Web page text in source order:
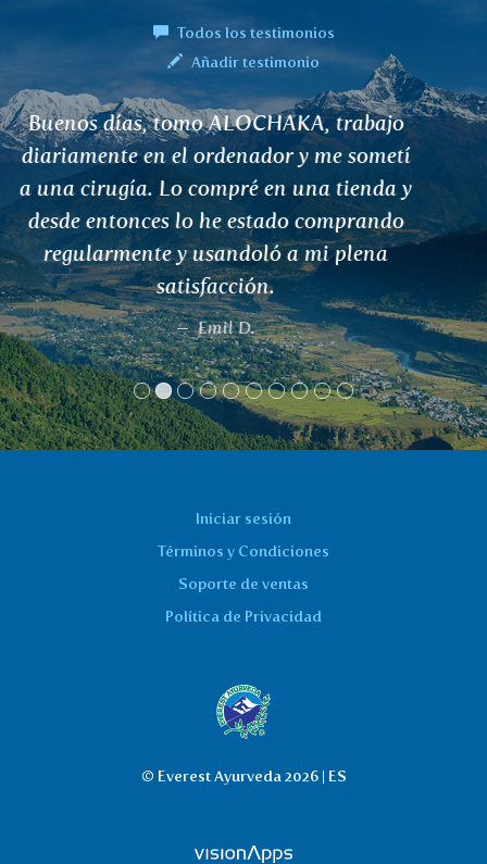
Todos los testimonios
Añadir testimonio
Hola, soy paciente de cáncer en
tratamiento hormonal desde hace tres
años. Utilizo té SHATAWARI como
suplemento. Me ayuda mucho y me siento
genial. Se lo recomiendo a todos con el
mismo problema. Bebo dos veces al día
como parte de un régimen de bebida.
Jaroslava Drožová, Prague
Iniciar sesión
Términos y Condiciones
Soporte de ventas